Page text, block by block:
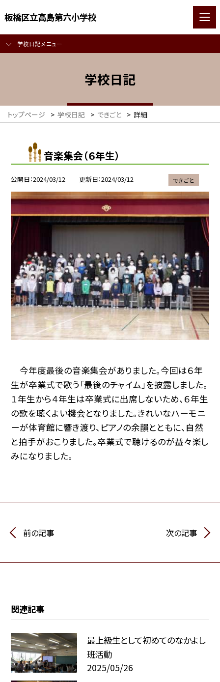
板橋区立高島第六小学校
学校日記メニュー
学校日記
トップページ > 学校日記 > できごと > 詳細
音楽集会（６年生）
公開日 2024/03/12 更新日 2024/03/12 できごと
今年度最後の音楽集会がありました。今回は６年
生が卒業式で歌う「最後のチャイム」を披露しました。
１年生から４年生は卒業式に出席しないため、６年生
の歌を聴くよい機会となりました。きれいなハーモニ
ーが体育館に響き渡り、ピアノの余韻とともに、自然
と拍手がおこりました。卒業式で聴けるのが益々楽し
みになりました。
前の記事 次の記事
関連記事
最上級生として初めてのなかよし
班活動
2025/05/26